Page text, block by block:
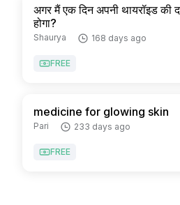
अगर मैं एक दिन अपनी थायरॉइड की
होगा?
Shaurya 168 days ago
FREE
medicine for glowing skin
Pari 233 days ago
FREE